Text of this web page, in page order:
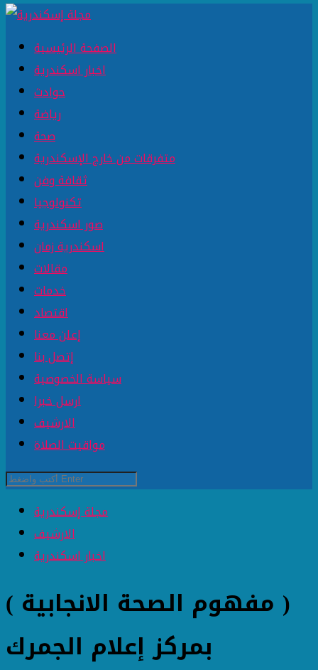
الصفحة الرئيسية
اخبار اسكندرية
حوادث
رياضة
صحة
متفرقات من خارج الإسكندرية
ثقافة وفن
تكنولوجيا
صور اسكندرية
اسكندرية زمان
مقالات
خدمات
اقتصاد
إعلن معنا
إتصل بنا
سياسة الخصوصية
ارسل خبرا
الارشيف
مواقيت الصلاة
مجلة إسكندرية
الارشيف
اخبار اسكندرية
( مفهوم الصحة الانجابية )
بمركز إعلام الجمرك